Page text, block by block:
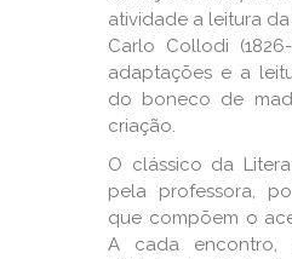
atividade a leitura
Carlo Collodi
adaptações e a
do boneco de
criação.
O clássico da
pela professora,
que compõem o
A cada encontro,